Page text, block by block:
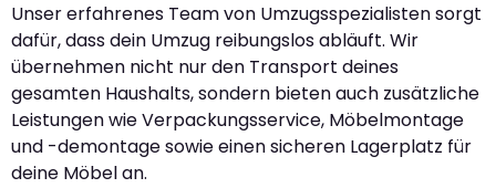
Unser erfahrenes Team von Umzugsspezialisten sorgt
dafür, dass dein Umzug reibungslos abläuft. Wir
übernehmen nicht nur den Transport deines
gesamten Haushalts, sondern bieten auch zusätzliche
Leistungen wie Verpackungsservice, Möbelmontage
und -demontage sowie einen sicheren Lagerplatz für
deine Möbel an.